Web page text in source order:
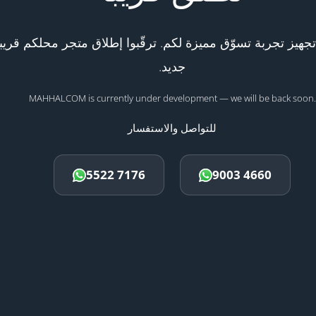
تجربة تسوّق مميزة لكم. ترقّبوا إطلاق متجر محلكم
جديد.
MAHHALCOM is currently under development — we will be back soon.
للتواصل والاستفسار
5522 7176 9003 4660